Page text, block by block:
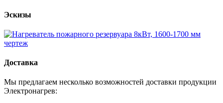
Эскизы
Доставка
Мы предлагаем несколько возможностей доставки продукции
Электронагрев: